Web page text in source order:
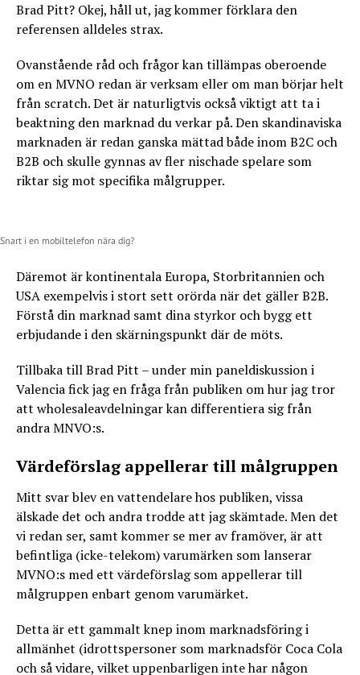
Brad Pitt? Okej, håll ut, jag kommer förklara den
referensen alldeles strax.
Ovanstående råd och frågor kan tillämpas oberoende
om en MVNO redan är verksam eller om man börjar helt
från scratch. Det är naturligtvis också viktigt att ta i
beaktning den marknad du verkar på. Den skandinaviska
marknaden är redan ganska mättad både inom B2C och
B2B och skulle gynnas av fler nischade spelare som
riktar sig mot specifika målgrupper.
Snart i en mobiltelefon nära dig?
Däremot är kontinentala Europa, Storbritannien och
USA exempelvis i stort sett orörda när det gäller B2B.
Förstå din marknad samt dina styrkor och bygg ett
erbjudande i den skärningspunkt där de möts.
Tillbaka till Brad Pitt – under min paneldiskussion i
Valencia fick jag en fråga från publiken om hur jag tror
att wholesaleavdelningar kan differentiera sig från
andra MNVO:s.
Värdeförslag appellerar till målgruppen
Mitt svar blev en vattendelare hos publiken, vissa
älskade det och andra trodde att jag skämtade. Men det
vi redan ser, samt kommer se mer av framöver, är att
befintliga (icke-telekom) varumärken som lanserar
MVNO:s med ett värdeförslag som appellerar till
målgruppen enbart genom varumärket.
Detta är ett gammalt knep inom marknadsföring i
allmänhet (idrottspersoner som marknadsför Coca Cola
och så vidare, vilket uppenbarligen inte har någon